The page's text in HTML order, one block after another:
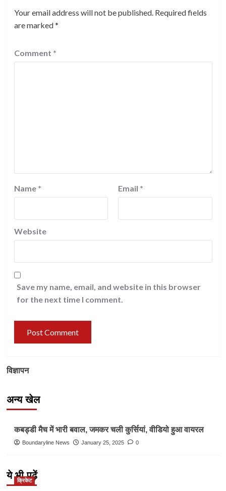
Your email address will not be published. Required fields
are marked*
Comment *
Name * Email *
Website
Save my name, email, and website in this browser
for the next time I comment.
विज्ञापन
अन्य खेल
Other Sports
कबड्डी मैच में भारी बवाल, जमकर चली कुर्सियां, वीडियो हुआ वायरल
Boundaryline News January 25, 2025 0
ये भी पढ़ें
क्रिकेट